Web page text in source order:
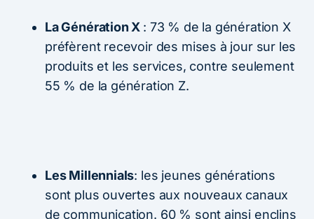
La Génération X : 73 % de la génération X
préfèrent recevoir des mises à jour sur les
produits et les services, contre seulement
55 % de la génération Z.
Les Millennials: les jeunes générations
sont plus ouvertes aux nouveaux canaux
de communication. 60 % sont ainsi enclins